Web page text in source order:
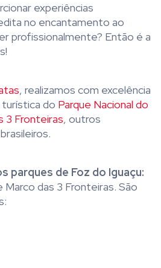
experiências
no encantamento ao
profissionalmente? Então é a
, realizamos com excelência
do Parque Nacional do
3 Fronteiras, outros
parques de Foz do Iguaçu:
das 3 Fronteiras. São